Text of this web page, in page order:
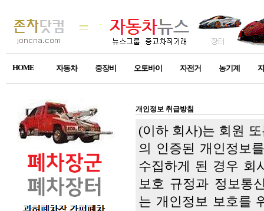
HOME 자동차 중장비 오토바이 자전거 농기계
개인정보 취급방침
(이하 회사)는 회원
의 인증된 개인정보
수집하게 된 경우 회
보호 규정과 정보통
는 개인정보 보호를